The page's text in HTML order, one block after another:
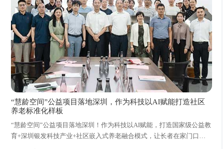
“慧龄空间”公益项目落地深圳，作为科技以AI赋能打造社区
养老标准化样板
“慧龄空间”公益项目落地深圳！作为科技以AI赋能，打造国家级公益教
育+深圳银发科技产业+社区嵌入式养老融合模式，让长者在家门口享